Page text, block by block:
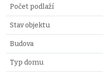
Počet podlaží
Stav objektu
Budova
Typ domu